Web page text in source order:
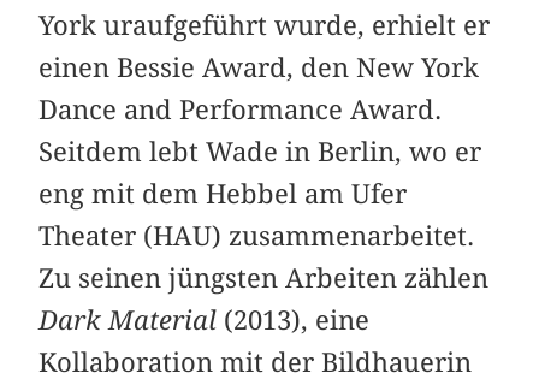
York uraufgeführt wurde, erhielt er
einen Bessie Award, den New York
Dance and Performance Award.
Seitdem lebt Wade in Berlin, wo er
eng mit dem Hebbel am Ufer
Theater (HAU) zusammenarbeitet.
Zu seinen jüngsten Arbeiten zählen
Dark Material (2013), eine
Kollaboration mit der Bildhauerin